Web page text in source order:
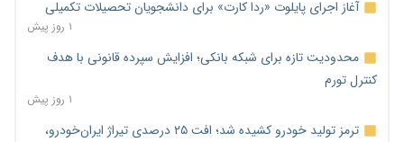
آغاز اجرای پایلوت «ردا کارت» برای دانشجویان تحصیلات تکمیلی
۱ روز پیش
محدودیت تازه برای شبکه بانکی؛ افزایش سپرده قانونی با هدف
کنترل تورم
۱ روز پیش
ترمز تولید خودرو کشیده شد؛ افت ۲۵ درصدی تیراژ ایران‌خودرو،